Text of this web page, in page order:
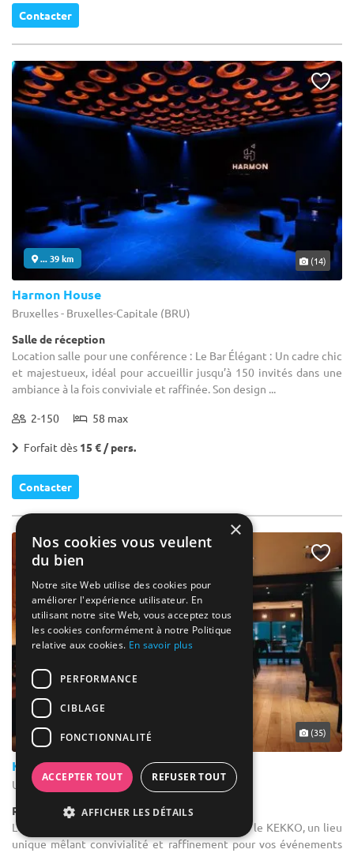
Contacter
... 39 km (14)
Harmon House
Bruxelles - Bruxelles-Capitale (BRU)
Salle de réception
Location salle pour une conférence : Le Bar Élégant : Un cadre chic
et majestueux, idéal pour accueillir jusqu’à 150 invités dans une
ambiance à la fois conviviale et raffinée. Son design ...
2-150 58 max
Forfait dès 15 € / pers.
Contacter
NOUVEAU
... 39 km (35)
Kekko
Uccle - Bruxelles-Capitale (BRU)
Restaurant
Location salle pour une conférence : Découvrez le KEKKO, un lieu
unique mêlant convivialité et raffinement pour vos événements
×
Nos cookies vous veulent
du bien
Notre site Web utilise des cookies pour
améliorer l'expérience utilisateur. En
utilisant notre site Web, vous acceptez tous
les cookies conformément à notre Politique
relative aux cookies. En savoir plus
PERFORMANCE
CIBLAGE
FONCTIONNALITÉ
ACCEPTER TOUT REFUSER TOUT
AFFICHER LES DÉTAILS